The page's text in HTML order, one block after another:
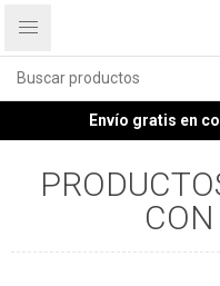
Envío gratis en